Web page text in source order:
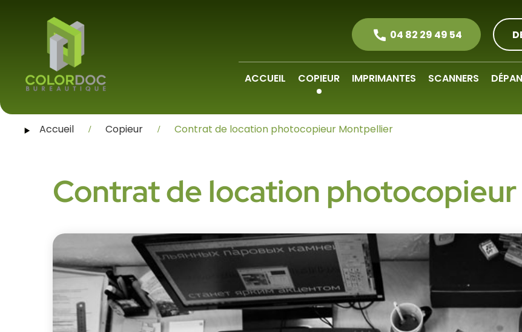
04 82 29 49 54
ACCUEIL COPIEUR IMPRIMANTES SCANNERS
Accueil Copieur Contrat de location photocopieur Montpellier
Contrat de location